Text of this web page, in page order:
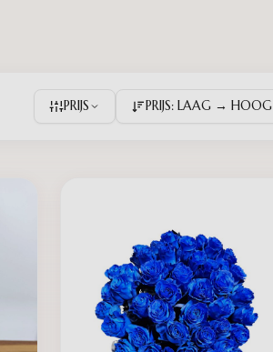
PRIJS PRIJS: LAAG → HOOG